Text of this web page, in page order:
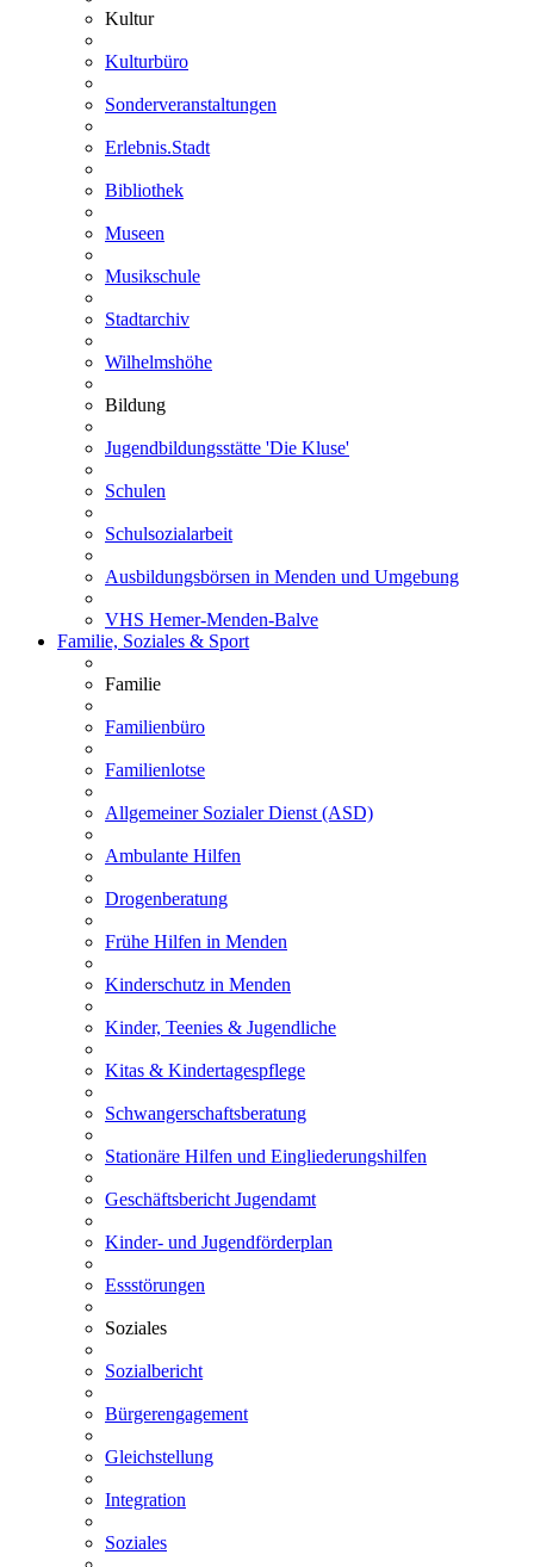
Kultur
Kulturbüro
Sonderveranstaltungen
Erlebnis.Stadt
Bibliothek
Museen
Musikschule
Stadtarchiv
Wilhelmshöhe
Bildung
Jugendbildungsstätte 'Die Kluse'
Schulen
Schulsozialarbeit
Ausbildungsbörsen in Menden und Umgebung
VHS Hemer-Menden-Balve
Familie, Soziales & Sport
Familie
Familienbüro
Familienlotse
Allgemeiner Sozialer Dienst (ASD)
Ambulante Hilfen
Drogenberatung
Frühe Hilfen in Menden
Kinderschutz in Menden
Kinder, Teenies & Jugendliche
Kitas & Kindertagespflege
Schwangerschaftsberatung
Stationäre Hilfen und Eingliederungshilfen
Geschäftsbericht Jugendamt
Kinder- und Jugendförderplan
Essstörungen
Soziales
Sozialbericht
Bürgerengagement
Gleichstellung
Integration
Soziales